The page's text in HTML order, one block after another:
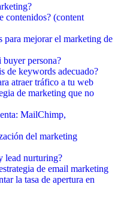
contenidos? (content
para mejorar el marketing de
persona?
de keywords adecuado?
atraer tráfico a tu web
de marketing que no
MailChimp,
del marketing
lead nurturing?
de email marketing
la tasa de apertura en